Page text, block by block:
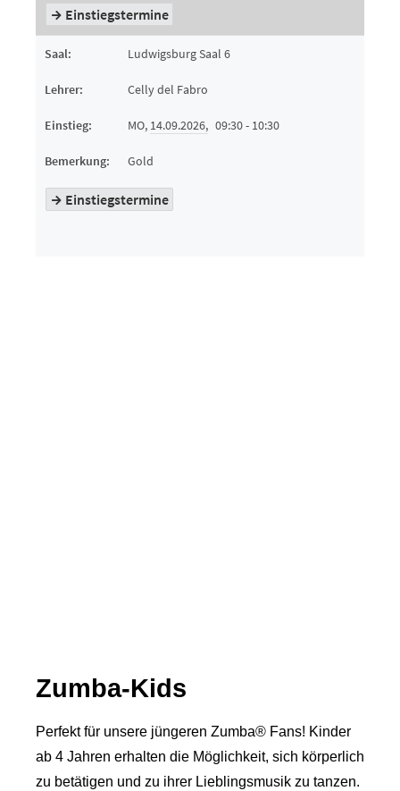
Zumba-Kids
Perfekt für unsere jüngeren Zumba® Fans! Kinder
ab 4 Jahren erhalten die Möglichkeit, sich körperlich
zu betätigen und zu ihrer Lieblingsmusik zu tanzen.